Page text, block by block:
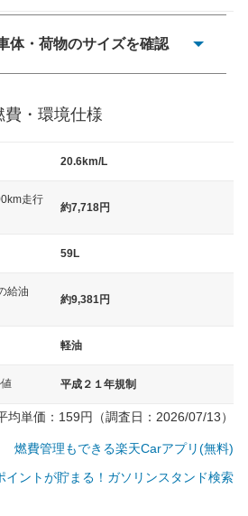
体・荷物のサイズを確認
5,000mmというサイズが標準値
費・環境仕様
20.6km/L
走行
約7,718円
59L
給油
約9,381円
軽油
平成２１年規制
単価：159円（調査日：2026/07/13）
燃費管理もできる楽天Carアプリ(無料)
イントが貯まる！ガソリンスタンド検索